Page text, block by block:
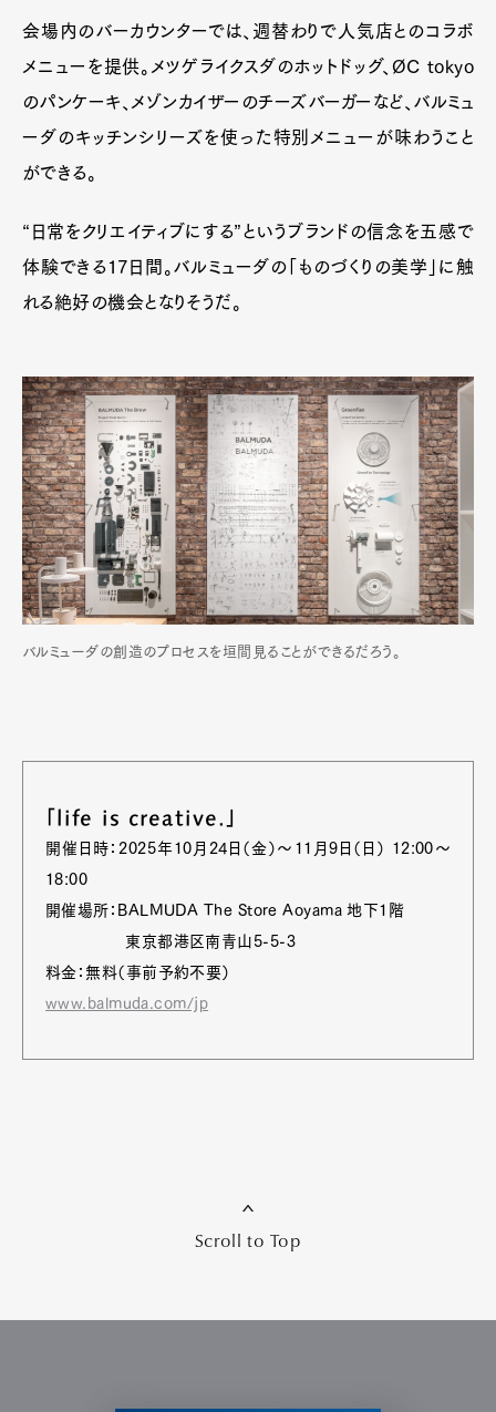
Gourmet Cars
Product Culture Lifestyle
Contact
Pen international Pen tw
会場内のバーカウンターでは、週替わりで人気店とのコラボ
メニューを提供。メツゲライクスダのホットドッグ、ØC tokyo
のパンケーキ、メゾンカイザーのチーズバーガーなど、バルミュ
ーダのキッチンシリーズを使った特別メニューが味わうこと
ができる。
“日常をクリエイティブにする”というブランドの信念を五感で
体験できる17日間。バルミューダの「ものづくりの美学」に触
れる絶好の機会となりそうだ。
バルミューダの創造のプロセスを垣間見ることができるだろう。
「life is creative.」
開催日時：2025年10月24日（金）〜11月9日（日） 12:00〜
18:00
開催場所：BALMUDA The Store Aoyama 地下1階
東京都港区南青山5-5-3
料金：無料（事前予約不要）
www.balmuda.com/jp
Scroll to Top